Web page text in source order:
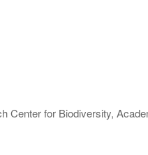
Center for Biodiversity,